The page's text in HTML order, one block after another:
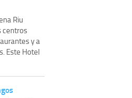
Riu
centros
y a
Este Hotel